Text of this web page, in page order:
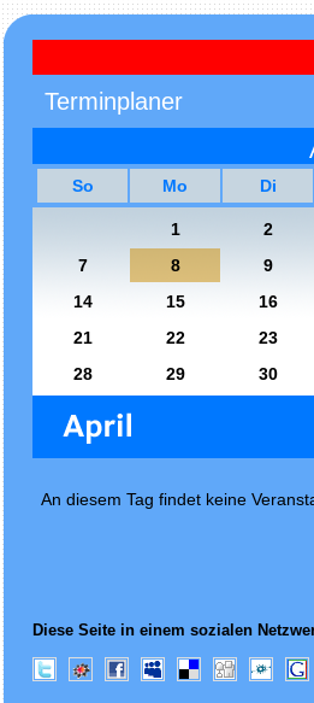
Terminplaner
So Mo Di
1
2
7
8
9
14
15
16
21
22
23
28
29 30
An diesem Tag findet keine
Diese Seite in einem sozialen